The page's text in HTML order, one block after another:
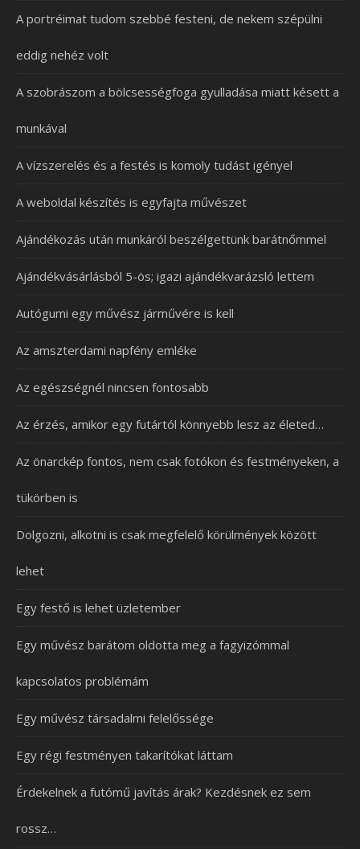
A portréimat tudom szebbé festeni, de nekem szépülni
eddig nehéz volt
A szobrászom a bölcsességfoga gyulladása miatt késett a
munkával
A vízszerelés és a festés is komoly tudást igényel
A weboldal készítés is egyfajta művészet
Ajándékozás után munkáról beszélgettünk barátnőmmel
Ajándékvásárlásból 5-ös; igazi ajándékvarázsló lettem
Autógumi egy művész járművére is kell
Az amszterdami napfény emléke
Az egészségnél nincsen fontosabb
Az érzés, amikor egy futártól könnyebb lesz az életed…
Az önarckép fontos, nem csak fotókon és festményeken, a
tükörben is
Dolgozni, alkotni is csak megfelelő körülmények között
lehet
Egy festő is lehet üzletember
Egy művész barátom oldotta meg a fagyizómmal
kapcsolatos problémám
Egy művész társadalmi felelőssége
Egy régi festményen takarítókat láttam
Érdekelnek a futómű javítás árak? Kezdésnek ez sem
rossz…